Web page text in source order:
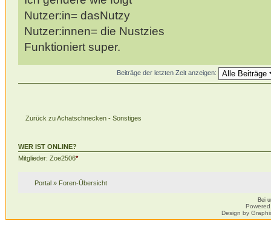
Nutzer:in= dasNutzy
Nutzer:innen= die Nustzies
Funktioniert super.
Beiträge der letzten Zeit anzeigen:
Zurück zu Achatschnecken - Sonstiges
WER IST ONLINE?
Mitglieder: Zoe2506*
Portal» Foren-Übersicht
Bei
Design by